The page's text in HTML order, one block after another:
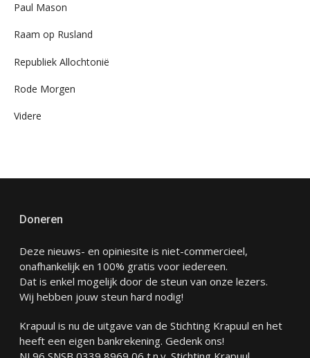
Paul Mason
Raam op Rusland
Republiek Allochtonië
Rode Morgen
Videre
Doneren
Deze nieuws- en opiniesite is niet-commercieel,
onafhankelijk en 100% gratis voor iedereen.
Dat is enkel mogelijk door de steun van onze lezers.
Wij hebben jouw steun hard nodig!
Krapuul is nu de uitgave van de Stichting Krapuul en het
heeft een eigen bankrekening. Gedenk ons!